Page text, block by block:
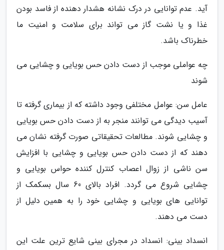
آید. عدم توانایی در درک نشانه هشدار دهنده از فاسد بودن
غذا و یا نشت گاز می تواند برای سلامت و امنیت ما
خطرناک باشد.
چه عواملی موجب از دست دادن حس بویایی و چشایی می
شوند
عامل سن: عوامل مختلفی وجود داشته که از بیماری گرفته تا
آسیب دیدگی می توانند منجر به از دست دادن حس بویایی
و چشایی شوند. مطالعات تحقیقاتی صورت گرفته نشان می
دهند که از دست دادن حس بویایی و چشایی با افزایش
سن ناشی از زوال اعصاب کنترل کننده حواس بویایی و
چشایی شروع می گردد. افراد بالای 60 سال بسکمک از
توانایی های بویایی و چشایی خود را به همین دلیل از
دست می دهند.
انسداد بینی: انسداد در مجرای بینی شایع ترین علت این